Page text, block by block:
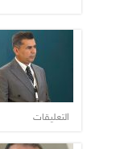
التعليقات